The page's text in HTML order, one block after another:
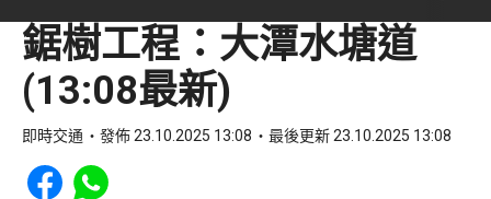
鋸樹工程：大潭水塘道
(13:08最新)
即時交通 發佈 23.10.2025 13:08 最後更新 23.10.2025 13:08
Share to Facebook
Share to WhatsApp